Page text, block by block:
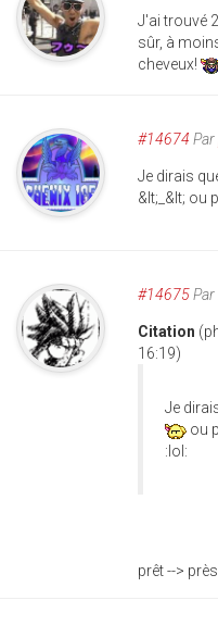
J'ai trouvé
sûr, à
cheveux!
#14674 Par
Je dirais
&lt;_&lt; ou
#14675Par
Citation
16:19)
Je
ou
:lol:
prêt --> près